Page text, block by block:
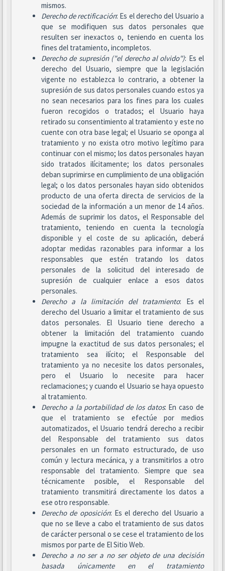
mismos.
Derecho de rectificación: Es el derecho del Usuario a
que se modifiquen sus datos personales que
resulten ser inexactos o, teniendo en cuenta los
fines del tratamiento, incompletos.
Derecho de supresión ("el derecho al olvido"): Es el
derecho del Usuario, siempre que la legislación
vigente no establezca lo contrario, a obtener la
supresión de sus datos personales cuando estos ya
no sean necesarios para los fines para los cuales
fueron recogidos o tratados; el Usuario haya
retirado su consentimiento al tratamiento y este no
cuente con otra base legal; el Usuario se oponga al
tratamiento y no exista otro motivo legítimo para
continuar con el mismo; los datos personales hayan
sido tratados ilícitamente; los datos personales
deban suprimirse en cumplimiento de una obligación
legal; o los datos personales hayan sido obtenidos
producto de una oferta directa de servicios de la
sociedad de la información a un menor de 14 años.
Además de suprimir los datos, el Responsable del
tratamiento, teniendo en cuenta la tecnología
disponible y el coste de su aplicación, deberá
adoptar medidas razonables para informar a los
responsables que estén tratando los datos
personales de la solicitud del interesado de
supresión de cualquier enlace a esos datos
personales.
Derecho a la limitación del tratamiento: Es el
derecho del Usuario a limitar el tratamiento de sus
datos personales. El Usuario tiene derecho a
obtener la limitación del tratamiento cuando
impugne la exactitud de sus datos personales; el
tratamiento sea ilícito; el Responsable del
tratamiento ya no necesite los datos personales,
pero el Usuario lo necesite para hacer
reclamaciones; y cuando el Usuario se haya opuesto
al tratamiento.
Derecho a la portabilidad de los datos: En caso de
que el tratamiento se efectúe por medios
automatizados, el Usuario tendrá derecho a recibir
del Responsable del tratamiento sus datos
personales en un formato estructurado, de uso
común y lectura mecánica, y a transmitirlos a otro
responsable del tratamiento. Siempre que sea
técnicamente posible, el Responsable del
tratamiento transmitirá directamente los datos a
ese otro responsable.
Derecho de oposición: Es el derecho del Usuario a
que no se lleve a cabo el tratamiento de sus datos
de carácter personal o se cese el tratamiento de los
mismos por parte de El Sitio Web.
Derecho a no ser a no ser objeto de una decisión
basada únicamente en el tratamiento